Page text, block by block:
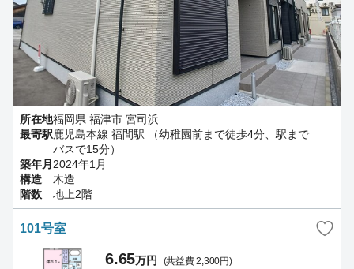
所在地福岡県 福津市 宮司浜
最寄駅鹿児島本線 福間駅 （幼稚園前まで徒歩4分、駅まで
バスで15分）
築年月 2024年1月
構造
木造
階数
地上2階
101号室
6.65万円 (共益費 2,300円)